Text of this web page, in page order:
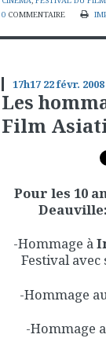
0 COMMENTAIRE
17h17 22févr. 2008
Les
Film
Pour les 10
-Hommage à
Festival
-Hommage
-Hommage